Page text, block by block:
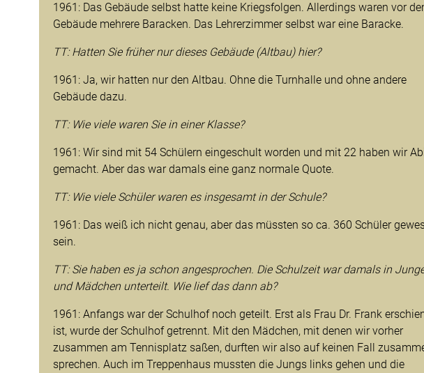
1961: Das Gebäude selbst hatte keine Kriegsfolgen. Allerdings waren vor
Gebäude mehrere Baracken. Das Lehrerzimmer selbst war eine Baracke.
TT: Hatten Sie früher nur dieses Gebäude (Altbau) hier?
1961: Ja, wir hatten nur den Altbau. Ohne die Turnhalle und ohne andere
Gebäude dazu.
TT: Wie viele waren Sie in einer Klasse?
1961: Wir sind mit 54 Schülern eingeschult worden und mit 22 haben wir
gemacht. Aber das war damals eine ganz normale Quote.
TT: Wie viele Schüler waren es insgesamt in der Schule?
1961: Das weiß ich nicht genau, aber das müssten so ca. 360 Schüler
sein.
TT: Sie haben es ja schon angesprochen. Die Schulzeit war damals in
und Mädchen unterteilt. Wie lief das dann ab?
1961: Anfangs war der Schulhof noch geteilt. Erst als Frau Dr. Frank
ist, wurde der Schulhof getrennt. Mit den Mädchen, mit denen wir vorher
zusammen am Tennisplatz saßen, durften wir also auf keinen Fall
sprechen. Auch im Treppenhaus mussten die Jungs links gehen und die